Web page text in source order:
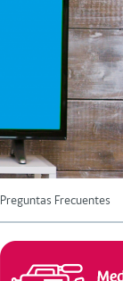
Preguntas Frecuentes